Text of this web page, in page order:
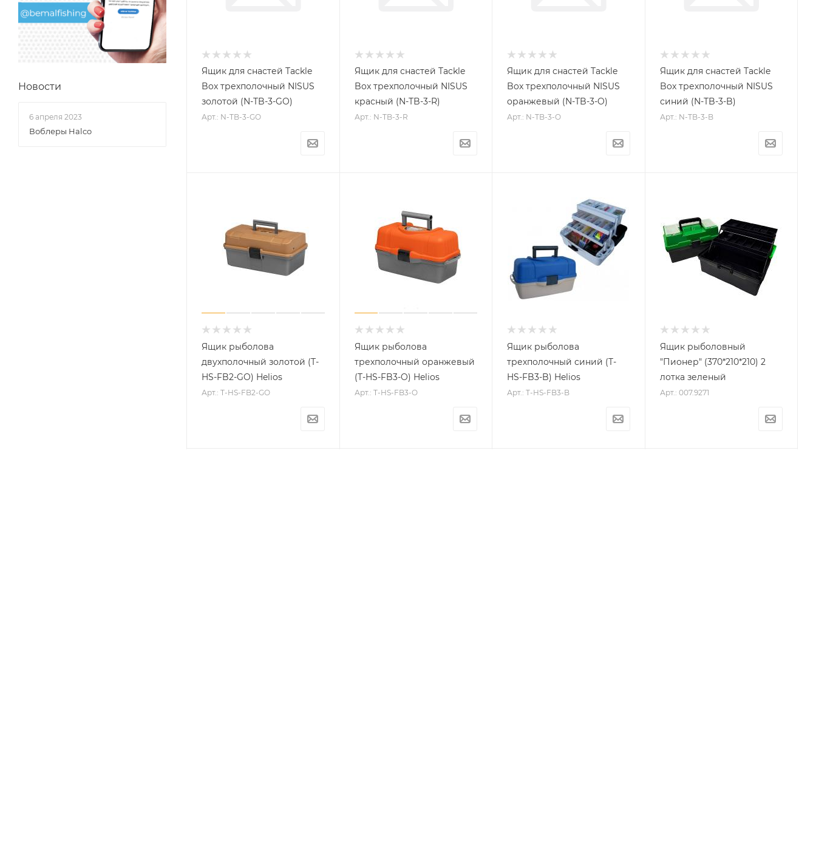
Ящик для снастей Tackle
Box трехполочный NISUS
золотой (N-TB-3-GO)
Арт.: N-TB-3-GO
Ящик для снастей Tackle
Box трехполочный NISUS
красный (N-TB-3-R)
Арт.: N-TB-3-R
Ящик для снастей Tackle
Box трехполочный NISUS
оранжевый (N-TB-3-O)
Арт.: N-TB-3-O
Ящик для снастей Tackle
Box трехполочный NISUS
синий (N-TB-3-B)
Арт.: N-TB-3-B
Ящик рыболова
двухполочный золотой (T-
HS-FB2-GO) Helios
Арт.: T-HS-FB2-GO
Ящик рыболова
трехполочный оранжевый
(T-HS-FB3-O) Helios
Арт.: T-HS-FB3-O
Ящик рыболова
трехполочный синий (T-
HS-FB3-B) Helios
Арт.: T-HS-FB3-B
Ящик рыболовный
"Пионер" (370*210*210) 2
лотка зеленый
Арт.: 007.9271
Новости
6 апреля 2023
Воблеры Halco